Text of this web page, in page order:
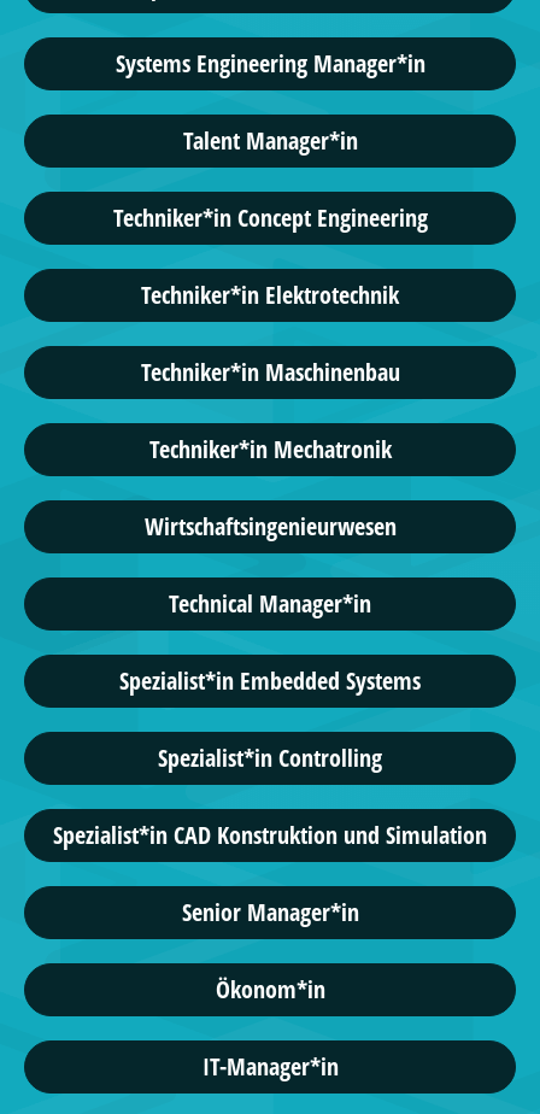
Systems Engineering Manager*in
Talent Manager*in
Techniker*in Concept Engineering
Techniker*in Elektrotechnik
Techniker*in Maschinenbau
Techniker*in Mechatronik
Wirtschaftsingenieurwesen
Technical Manager*in
Spezialist*in Embedded Systems
Spezialist*in Controlling
Spezialist*in CAD Konstruktion und Simulation
Senior Manager*in
Ökonom*in
IT-Manager*in